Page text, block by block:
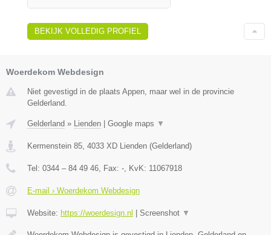
BEKIJK VOLLEDIG PROFIEL
Woerdekom Webdesign
Niet gevestigd in de plaats Appen, maar wel in de provincie
Gelderland.
Gelderland » Lienden Google maps ▼
Kermenstein 85 4033 XD Lienden (Gelderland)
Tel: 0344 – 84 49 46 , Fax: - , KvK: 11067918
E-mail › Woerdekom Webdesign
Website: https://woerdesign.nl Screenshot ▼